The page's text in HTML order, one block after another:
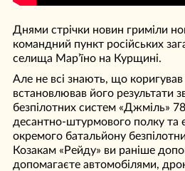
Днями стрічки новин гриміли
командний пункт російських
селища Мар’їно на Курщині.
Але не всі знають, що
встановлював його результати
безпілотних систем «Джміль»
десантно-штурмового полку та
окремого батальйону
Козакам «Рейду» ви раніше
допомагаєте автомобілями,